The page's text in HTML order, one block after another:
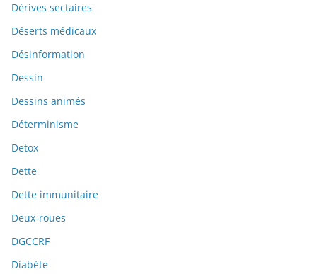
Dérives sectaires
Déserts médicaux
Désinformation
Dessin
Dessins animés
Déterminisme
Detox
Dette
Dette immunitaire
Deux-roues
DGCCRF
Diabète